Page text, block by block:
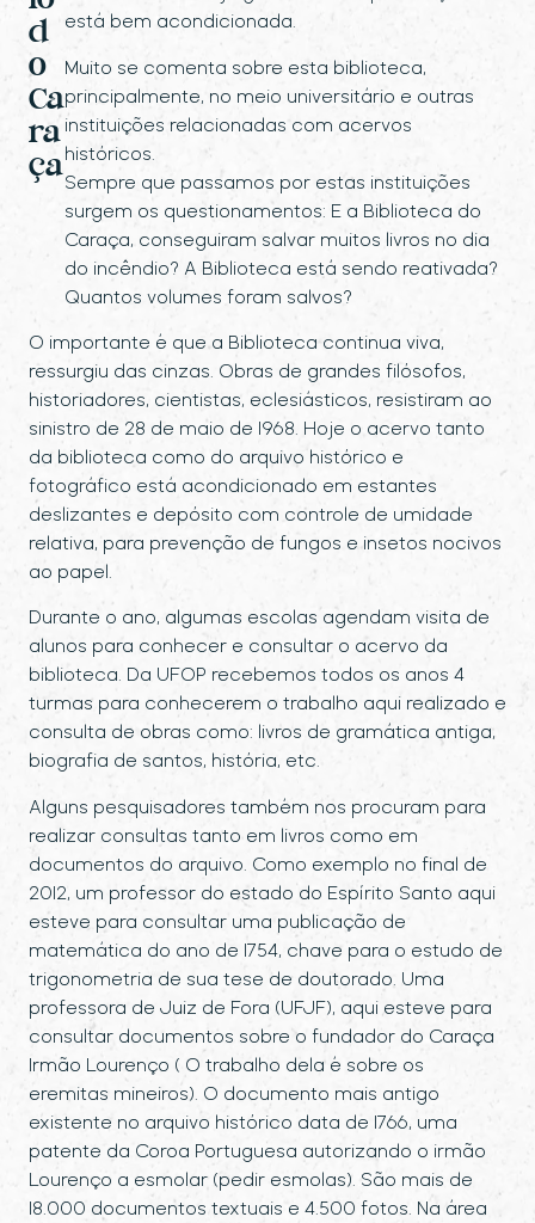
d
o
Ca
ra
ça
está bem acondicionada.
Muito se comenta sobre esta biblioteca,
principalmente, no meio universitário e outras
instituições relacionadas com acervos
históricos.
Sempre que passamos por estas instituições
surgem os questionamentos: E a Biblioteca do
Caraça, conseguiram salvar muitos livros no dia
do incêndio? A Biblioteca está sendo reativada?
Quantos volumes foram salvos?
O importante é que a Biblioteca continua viva,
ressurgiu das cinzas. Obras de grandes filósofos,
historiadores, cientistas, eclesiásticos, resistiram ao
sinistro de 28 de maio de 1968. Hoje o acervo tanto
da biblioteca como do arquivo histórico e
fotográfico está acondicionado em estantes
deslizantes e depósito com controle de umidade
relativa, para prevenção de fungos e insetos nocivos
ao papel.
Durante o ano, algumas escolas agendam visita de
alunos para conhecer e consultar o acervo da
biblioteca. Da UFOP recebemos todos os anos 4
turmas para conhecerem o trabalho aqui realizado e
consulta de obras como: livros de gramática antiga,
biografia de santos, história, etc.
Alguns pesquisadores também nos procuram para
realizar consultas tanto em livros como em
documentos do arquivo. Como exemplo no final de
2012, um professor do estado do Espírito Santo aqui
esteve para consultar uma publicação de
matemática do ano de 1754, chave para o estudo de
trigonometria de sua tese de doutorado. Uma
professora de Juiz de Fora (UFJF), aqui esteve para
consultar documentos sobre o fundador do Caraça
Irmão Lourenço ( O trabalho dela é sobre os
eremitas mineiros). O documento mais antigo
existente no arquivo histórico data de 1766, uma
patente da Coroa Portuguesa autorizando o irmão
Lourenço a esmolar (pedir esmolas). São mais de
18.000 documentos textuais e 4.500 fotos. Na área